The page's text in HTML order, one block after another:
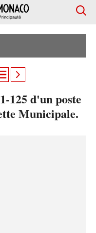
125 d'un poste
Municipale.